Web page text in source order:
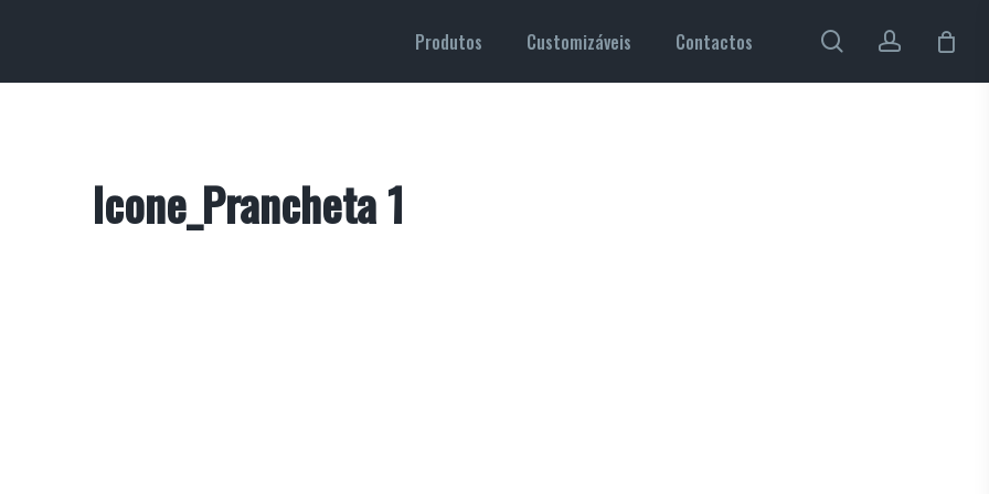
Produtos Customizáveis Contactos pesquisaaccount
Icone_Prancheta 1